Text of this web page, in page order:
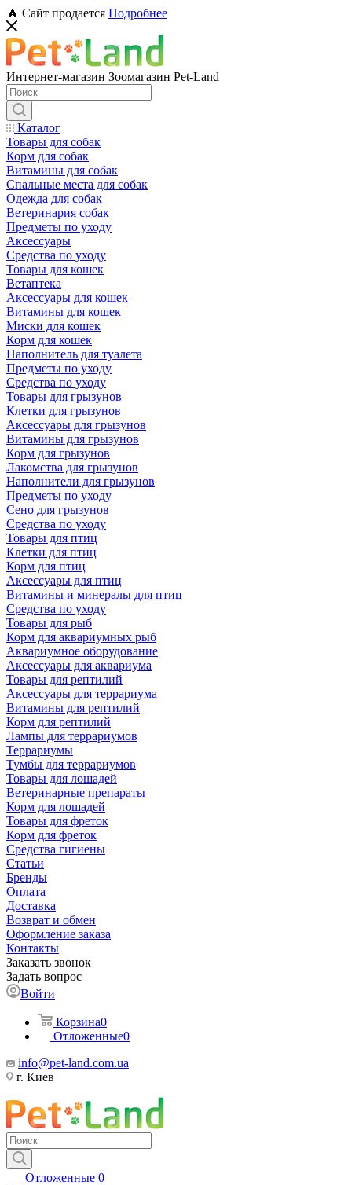
🔥 Сайт продается Подробнее
Интернет-магазин Зоомагазин Pet-Land
Каталог
Товары для собак
Корм для собак
Витамины для собак
Спальные места для собак
Одежда для собак
Ветеринария собак
Предметы по уходу
Аксессуары
Средства по уходу
Товары для кошек
Ветаптека
Аксессуары для кошек
Витамины для кошек
Миски для кошек
Корм для кошек
Наполнитель для туалета
Предметы по уходу
Средства по уходу
Товары для грызунов
Клетки для грызунов
Аксессуары для грызунов
Витамины для грызунов
Корм для грызунов
Лакомства для грызунов
Наполнители для грызунов
Предметы по уходу
Сено для грызунов
Средства по уходу
Товары для птиц
Клетки для птиц
Корм для птиц
Аксессуары для птиц
Витамины и минералы для птиц
Средства по уходу
Товары для рыб
Корм для аквариумных рыб
Аквариумное оборудование
Аксессуары для аквариума
Товары для рептилий
Аксессуары для террариума
Витамины для рептилий
Корм для рептилий
Лампы для террариумов
Террариумы
Тумбы для террариумов
Товары для лошадей
Ветеринарные препараты
Корм для лошадей
Товары для фреток
Корм для фреток
Средства гигиены
Статьи
Бренды
Оплата
Доставка
Возврат и обмен
Оформление заказа
Контакты
Заказать звонок
Задать вопрос
Войти
Корзина0
Отложенные0
info@pet-land.com.ua
г. Киев
Отложенные 0